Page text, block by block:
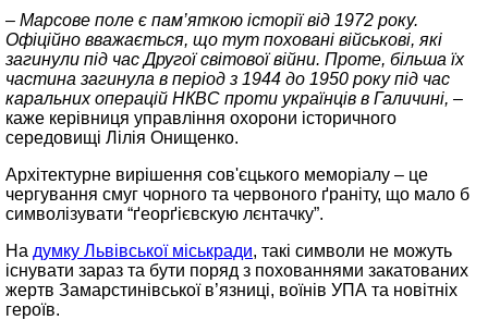
– Марсове поле є пам’яткою історії від 1972 року.
Офіційно вважається, що тут поховані військові, які
загинули під час Другої світової війни. Проте, більша їх
частина загинула в період з 1944 до 1950 року під час
каральних операцій НКВС проти українців в Галичині, –
каже керівниця управління охорони історичного
середовищі Лілія Онищенко.
Архітектурне вирішення сов'єцького меморіалу – це
чергування смуг чорного та червоного ґраніту, що мало б
символізувати “ґеорґієвскую лєнтачку”.
На думку Львівської міськради, такі символи не можуть
існувати зараз та бути поряд з похованнями закатованих
жертв Замарстинівської в’язниці, воїнів УПА та новітніх
героїв.